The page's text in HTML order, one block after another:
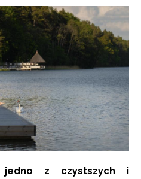
z czystszych i